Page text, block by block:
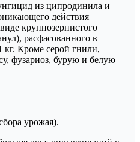
из ципродинила и
действия
крупнозернистого
расфасованного в
кг. Кроме серой гнили,
фузариоз, бурую и белую
урожая).